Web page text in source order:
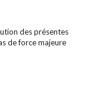
des présentes
de force majeure